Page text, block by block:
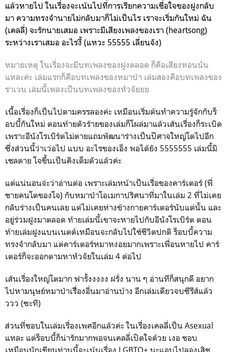
แล้วหายไป ในเรื่องจะเน้นไปที่การเรียกความเชื่อใจของฝูงกลับ
มา ความทรงจำนายไม่กลับมาก็ไม่เป็นไร เราจะเริ่มกันใหม่ ฉัน
(เคลลี่) จะรักนายเสมอ เพราะมีเสียงเพลงของเรา (heartsong)
ระหว่างเราเสมอ อะไรงี้ (แหวะ 55555 เลี่ยนจัง)
หมายเหตุ ในเรื่องจะมีบทเพลงของฝูงตลอด ก็คือเสียงหอนนั่น
แหละค่ะ เล่มแรกก็คือบทเพลงของหมาป่า เล่มสองคือบทเพลงของ
ราเวน เล่มนี้เพลงเป็นบทเพลงของหัวจัยยย
เนื้อเรื่องก็เป็นไปตามครรลองค่ะ เหมือนเริ่มต้นทำความรู้จักกับร็
อบบี้กันใหม่ ตอนท้ายตัวร้ายของเล่มก็โผล่มาแล้วเส้นเรื่องก็ระเบิด
เพราะอีนังโรเบิร์ตไม่ตายแถมพัฒนาร่างเป็นปีศาจใหญ่โตไปอีก
ซึ่งส่วนนี้ว่าเว่อไป แบบ อะไรของเอ็ง พอได้ยัง 5555555 เล่มนี้มิ
เชลตาย โจขึ้นเป็นคิงเต็มตัวแล้วค่ะ
แต่แน่นอนจ่ะว่าอ่านต่อ เพราะเล่มหน้าเป็นเรื่อของคาร์เตอร์ (พี่
ชายคนโตของโจ) กับหมาป่าโอเมกาปริศนาที่มาในเล่ม 2 ที่ไม่เคย
กลับร่างเป็นคนเลย แต่ไม่เคยห่างข้างกายคาร์เตอร์นับแต่นั้น และ
อยู่ร่วมฝูงมาตลอด ท้ายเล่มนี้เขาจะหายไปกับอีนังโรเบิร์ต ตอน
ท้ายเล่มฝูงแบนเนตต์เหมือนจะกลับไปใช้ชีวิตปกติ ร็อบบี้ความ
ทรงจำกลับมา แต่คาร์เตอร์หมาหงอยมากเพราะเพื่อนหายไป คาร์
เตอร์ก็จะออกตามหาหัวจัยในเล่ม 4 ต่อไป
เส้นเรื่องใหญ่โตมาก ฟารั้งงงงง ฝรั่ง นาน ๆ อ่านทีก็สนุกดี อยาก
ไปหามนุษย์หมาป่าเรีื่องอื่นมาอ่านบ้าง อีกเล่มเดียวจบซีรีส์แล้ว
ววว (ซะที)
ส่วนที่ชอบในเล่มเรื่องเพศอีกแล้วค่ะ ในเรื่องเคลลี่เป็น Asexual
แหละ แต่ร็อบบี้ก็น่ารักมากพอจนเคลลี่เปิดใจด้วย เงอ ชอบ